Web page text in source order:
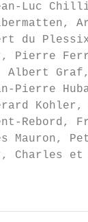
Luc
du
Pierre
Albert Graf,
Pierre
Kohler,
Rebord,
Mauron,
Charles et